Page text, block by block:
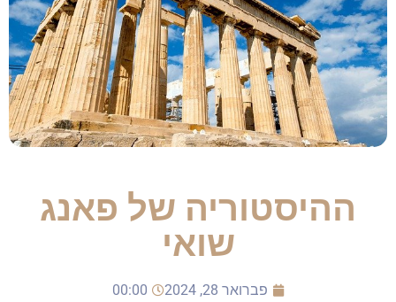
ההיסטוריה של פאנג
שואי
פברואר 28, 2024 00:00